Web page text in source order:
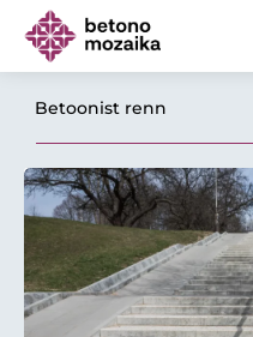
Betoonist renn